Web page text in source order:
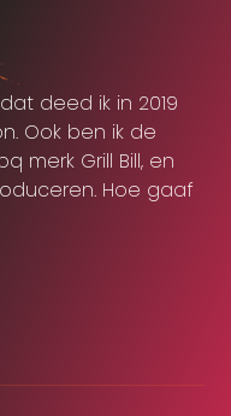
deed ik in 2019
Ook ben ik de
merk Grill Bill, en
Hoe gaaf